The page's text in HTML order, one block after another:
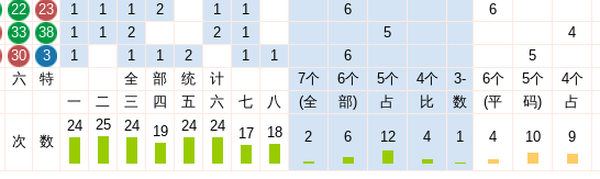
22 23 1 1 1 2 1 1 6 6
33 38 1 1 2 2 1 5 4
30 3 1 1 1 2 1 1 6 5
六 特 全 部 统 计 7个 6个 5个 4个 3- 6个 5个 4个
一
二 三 四 五 六 七 八 (全 部) 占 比 数 (平 码) 占
次 数
24 25 24 19 24 24 17 18 2 6 12 4 1 4 10 9